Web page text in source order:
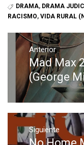
DRAMA, DRAMA
RACISMO, VIDA RURAL
Navegación
de
entradas
Anterior
Entrada
anterior:
Mad Max
(George
Siguiente
Entrada